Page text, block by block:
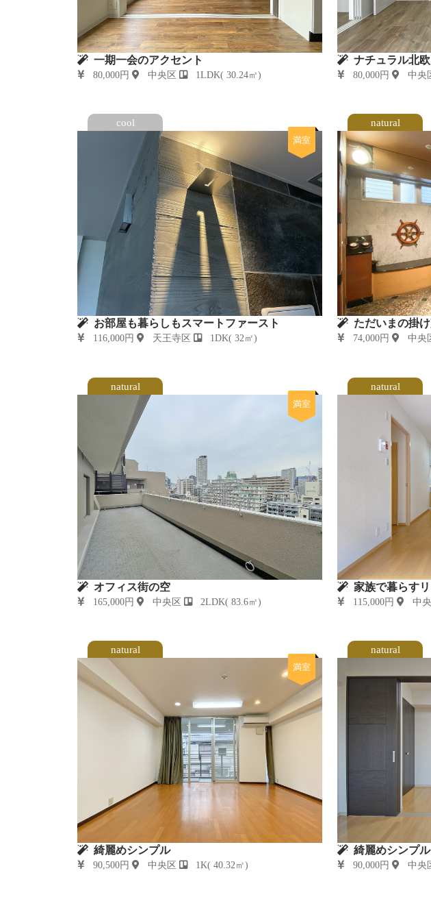
一期一会のアクセント
80,000円 中央区 1LDK( 30.24㎡)
ナチュラル北
80,000円 中央
cool
満室
お部屋も暮らしもスマートファースト
116,000円 天王寺区 1DK( 32㎡)
natural
ただいまの掛
74,000円 中央
natural
満室
オフィス街の空
165,000円 中央区 2LDK( 83.6㎡)
natural
家族で暮らす
115,000円 中
natural
満室
綺麗めシンプル
90,500円 中央区 1K( 40.32㎡)
natural
綺麗めシンプル
90,000円 中央